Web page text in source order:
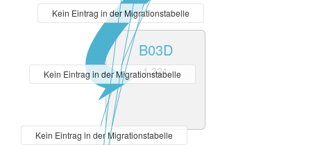
B03D
1.321
Kein Eintrag in der Migrationstabelle
Kein Eintrag in der Migrationstabelle
Kein Eintrag in der Migrationstabelle